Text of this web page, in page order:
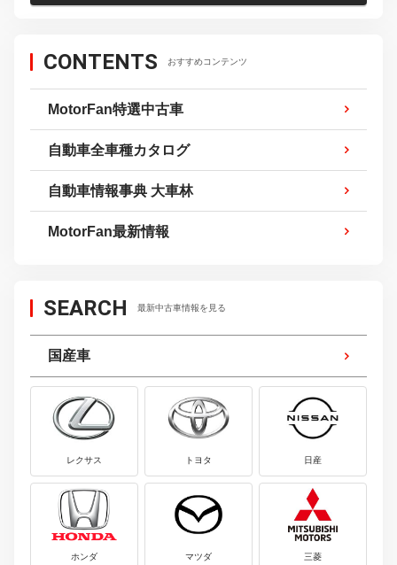
CONTENTS おすすめコンテンツ
MotorFan特選中古車
自動車全車種カタログ
自動車情報事典 大車林
MotorFan最新情報
SEARCH 最新中古車情報を見る
国産車
レクサス トヨタ 日産
ホンダ マツダ 三菱